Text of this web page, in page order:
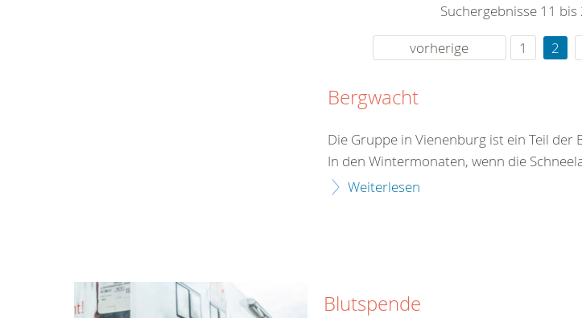
rund um die Uhr
Suchergebnisse 11
vorherige
1 2
Bergwacht
Die Gruppe in Vienenburg ist ein Teil
In den Wintermonaten, wenn die
Weiterlesen
Blutspende